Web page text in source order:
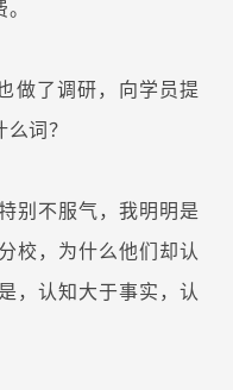
做了调研，向学员提
词？
别不服气，我明明是
校，为什么他们却认
，认知大于事实，认